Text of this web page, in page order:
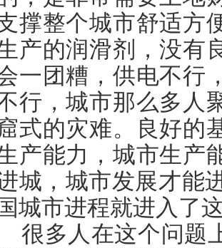
撑整个城市舒适方
产的润滑剂，没有
一团糟，供电不行
行，城市那么多人
式的灾难。良好的
产能力，城市生产
城，城市发展才能
城市进程就进入了
很多人在这个问题